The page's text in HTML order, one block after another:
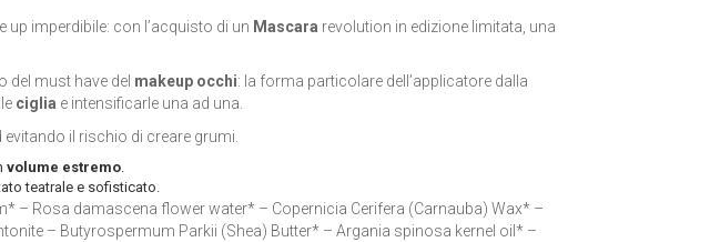
imperdibile: con l’acquisto di un Mascara revolution in edizione limitata, una
del must have del makeup occhi: la forma particolare dell’applicatore dalla
ciglia e intensificarle una ad una.
evitando il rischio di creare grumi.
volume estremo.
teatrale e sofisticato.
– Rosa damascena flower water* – Copernicia Cerifera (Carnauba) Wax* –
– Butyrospermum Parkii (Shea) Butter* – Argania spinosa kernel oil* –